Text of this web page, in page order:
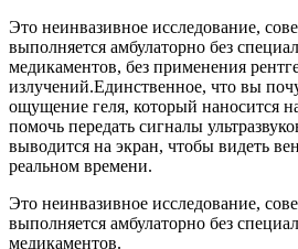
Это неинвазивное исследование,
выполняется амбулаторно без
медикаментов, без применения
излучений.Единственное, что вы
ощущение геля, который наносится
помочь передать сигналы
выводится на экран, чтобы видеть
реальном времени.
Это неинвазивное исследование,
выполняется амбулаторно без
медикаментов.